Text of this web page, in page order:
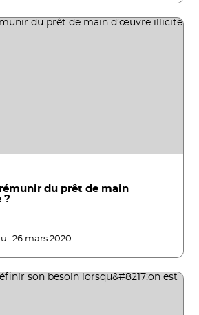
du prêt de main
?
-26 mars 2020